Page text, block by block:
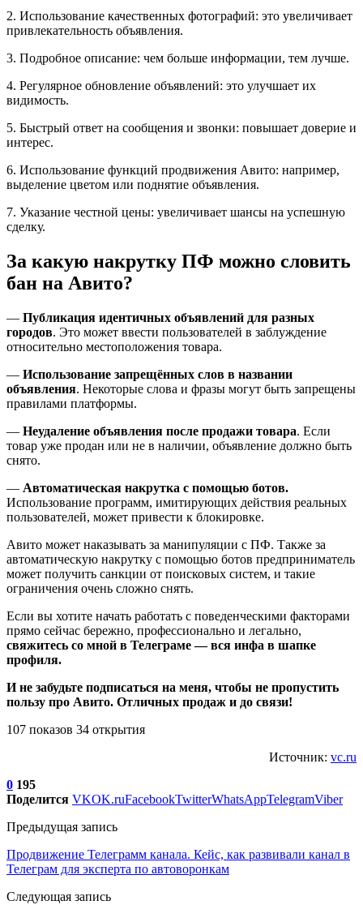
2. Использование качественных фотографий: это увеличивает
привлекательность объявления.
3. Подробное описание: чем больше информации, тем лучше.
4. Регулярное обновление объявлений: это улучшает их
видимость.
5. Быстрый ответ на сообщения и звонки: повышает доверие и
интерес.
6. Использование функций продвижения Авито: например,
выделение цветом или поднятие объявления.
7. Указание честной цены: увеличивает шансы на успешную
сделку.
За какую накрутку ПФ можно словить
бан на Авито?
— Публикация идентичных объявлений для разных
городов. Это может ввести пользователей в заблуждение
относительно местоположения товара.
— Использование запрещённых слов в названии
объявления. Некоторые слова и фразы могут быть запрещены
правилами платформы.
— Неудаление объявления после продажи товара. Если
товар уже продан или не в наличии, объявление должно быть
снято.
— Автоматическая накрутка с помощью ботов.
Использование программ, имитирующих действия реальных
пользователей, может привести к блокировке.
Авито может наказывать за манипуляции с ПФ. Также за
автоматическую накрутку с помощью ботов предприниматель
может получить санкции от поисковых систем, и такие
ограничения очень сложно снять.
Если вы хотите начать работать с поведенческими факторами
прямо сейчас бережно, профессионально и легально,
свяжитесь со мной в Телеграме — вся инфа в шапке
профиля.
И не забудьте подписаться на меня, чтобы не пропустить
пользу про Авито. Отличных продаж и до связи!
107 показов 34 открытия
Источник: vc.ru
0 195
Поделится VKOK.ruFacebookTwitterWhatsAppTelegramViber
Предыдущая запись
Продвижение Телеграмм канала. Кейс, как развивали канал в
Телеграм для эксперта по автоворонкам
Следующая запись